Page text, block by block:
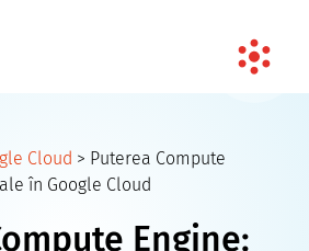
Cloud > Puterea Compute
în Google Cloud
Engine: